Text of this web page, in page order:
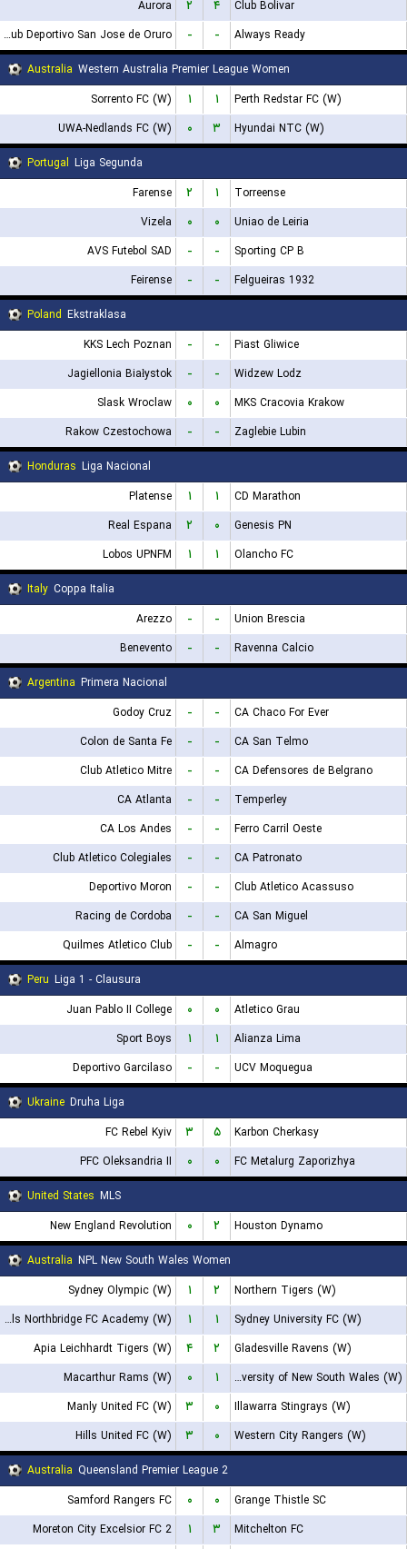
Aurora ۲ ۴
Club Bolivar
GV Club Deportivo San Jose de Oruro
- -
Always Ready
Australia Western Australia Premier League Women
Sorrento FC (W)
۱ ۱
Perth Redstar FC (W)
UWA-Nedlands FC (W)
۰ ۳
Hyundai NTC (W)
Portugal Liga Segunda
Farense
۲ ۱
Torreense
Vizela
۰ ۰
Uniao de Leiria
AVS Futebol SAD
- -
Sporting CP B
Feirense
- -
Felgueiras 1932
Poland Ekstraklasa
KKS Lech Poznan
- -
Piast Gliwice
Jagiellonia Białystok
- -
Widzew Lodz
Slask Wroclaw
۰ ۰
MKS Cracovia Krakow
Rakow Czestochowa
- -
Zaglebie Lubin
Honduras Liga Nacional
Platense
۱ ۱
CD Marathon
Real Espana
۲ ۰
Genesis PN
Lobos UPNFM
۱ ۱
Olancho FC
Italy Coppa Italia
Arezzo
- -
Union Brescia
Benevento
- -
Ravenna Calcio
Argentina Primera Nacional
Godoy Cruz
- -
CA Chaco For Ever
Colon de Santa Fe
- -
CA San Telmo
Club Atletico Mitre
- -
CA Defensores de Belgrano
CA Atlanta
- -
Temperley
CA Los Andes
- -
Ferro Carril Oeste
Club Atletico Colegiales
- -
CA Patronato
Deportivo Moron
- -
Club Atletico Acassuso
Racing de Cordoba
- -
CA San Miguel
Quilmes Atletico Club
- -
Almagro
Peru Liga 1 - Clausura
Juan Pablo II College
۰ ۰
Atletico Grau
Sport Boys
۱ ۱
Alianza Lima
Deportivo Garcilaso
- -
UCV Moquegua
Ukraine Druha Liga
FC Rebel Kyiv
۳ ۵
Karbon Cherkasy
PFC Oleksandria II
۰ ۰
FC Metalurg Zaporizhya
United States MLS
New England Revolution
۰ ۲
Houston Dynamo
Australia NPL New South Wales Women
Sydney Olympic (W)
۱ ۲
Northern Tigers (W)
Bulls Northbridge FC Academy (W)
۱ ۱
Sydney University FC (W)
Apia Leichhardt Tigers (W)
۴ ۲
Gladesville Ravens (W)
Macarthur Rams (W)
۰ ۱
University of New South Wales (W)
Manly United FC (W)
۳ ۰
Illawarra Stingrays (W)
Hills United FC (W)
۳ ۰
Western City Rangers (W)
Australia Queensland Premier League 2
Samford Rangers FC
۰ ۰
Grange Thistle SC
Moreton City Excelsior FC 2
۱ ۳
Mitchelton FC